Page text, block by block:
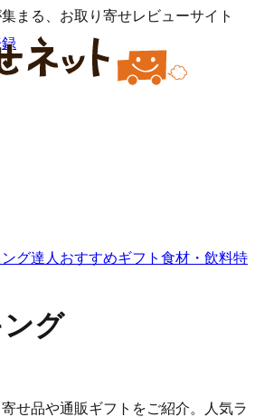
まる、お取り寄せレビューサイト
グ達人おすすめギフト 食材・飲料特
グ
せ品や通販ギフトをご紹介。人気ラ